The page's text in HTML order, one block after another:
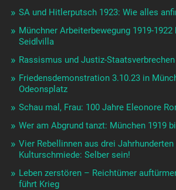
SA und Hitlerputsch 1923: Wie alles
Münchner Arbeiterbewegung 1919-
Seidlvilla
Rassismus und Justiz-
Friedensdemonstration 3.10.23 in
Odeonsplatz
Schau mal, Frau: 100 Jahre Eleonore
Wer am Abgrund tanzt: München 1919
Vier Rebellinnen aus drei Jahrhunderten
Kulturschmiede: Selber sein!
Leben zerstören – Reichtümer
führt Krieg